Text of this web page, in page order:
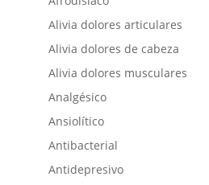
Alivia dolores articulares
Alivia dolores de cabeza
Alivia dolores musculares
Analgésico
Ansiolítico
Antibacterial
Antidepresivo